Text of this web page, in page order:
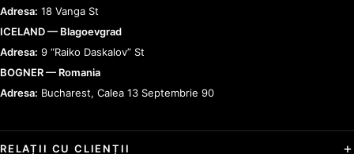
Adresa: 18 Vanga St
ICELAND — Blagoevgrad
Adresa: 9 “Raiko Daskalov” St
BOGNER — Romania
Adresa: Bucharest, Calea 13 Septembrie 90
RELAȚII CU CLIENȚII